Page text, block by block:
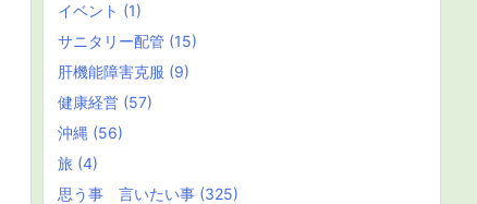
イベント (1)
サニタリー配管 (15)
肝機能障害克服 (9)
健康経営 (57)
沖縄 (56)
旅 (4)
思う事 言いたい事 (325)